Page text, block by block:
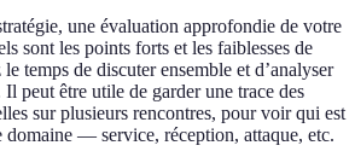
une évaluation approfondie de votre
sont les points forts et les faiblesses de
temps de discuter ensemble et d’analyser
Il peut être utile de garder une trace des
sur plusieurs rencontres, pour voir qui est
domaine — service, réception, attaque, etc.